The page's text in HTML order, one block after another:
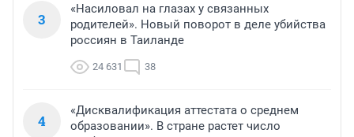
3
«Насиловал на глазах у связанных
родителей». Новый поворот в деле убийства
россиян в Таиланде
24 631 38
4
«Дисквалификация аттестата о среднем
образовании». В стране растет число